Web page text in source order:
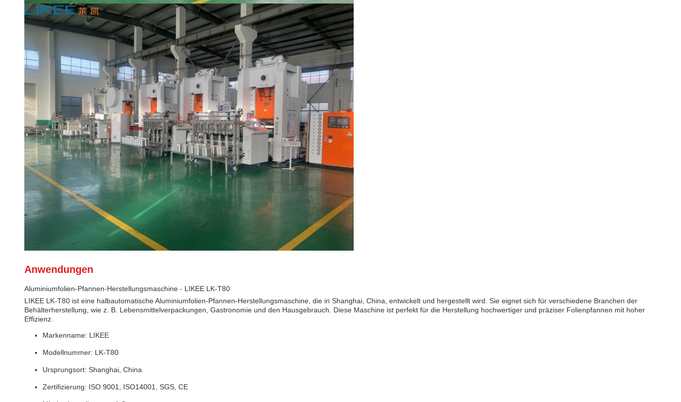
Anwendungen
Aluminiumfolien-Pfannen-Herstellungsmaschine - LIKEE LK-T80
LIKEE LK-T80 ist eine halbautomatische Aluminiumfolien-Pfannen-Herstellungsmaschine, die in Shanghai, China, entwickelt und hergestellt wird. Sie eignet sich für verschiedene Branchen der
Behälterherstellung, wie z. B. Lebensmittelverpackungen, Gastronomie und den Hausgebrauch. Diese Maschine ist perfekt für die Herstellung hochwertiger und präziser Folienpfannen mit hoher
Effizienz.
Markenname: LIKEE
Modellnummer: LK-T80
Ursprungsort: Shanghai, China
Zertifizierung: ISO 9001, ISO14001, SGS, CE